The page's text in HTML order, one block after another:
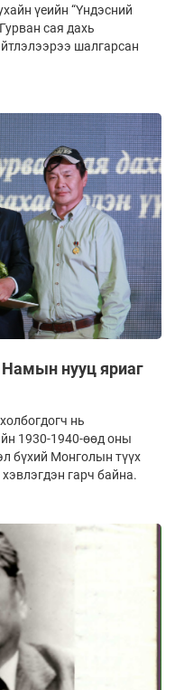
үеийн “Үндэсний
сая дахь
шалгарсан
нууц яриаг
нь
1930-1940-өөд оны
бүхий Монголын түүх
гарч байна.